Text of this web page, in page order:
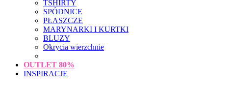
TSHIRTY
SPÓDNICE
PŁASZCZE
MARYNARKI I KURTKI
BLUZY
Okrycia wierzchnie
OUTLET 80%
INSPIRACJE